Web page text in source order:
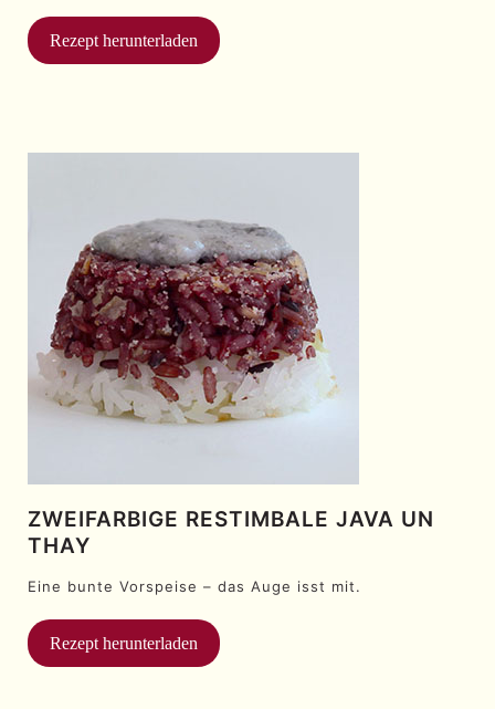
Rezept herunterladen
ZWEIFARBIGE RESTIMBALE JAVA UN
THAY
Eine bunte Vorspeise – das Auge isst mit.
Rezept herunterladen